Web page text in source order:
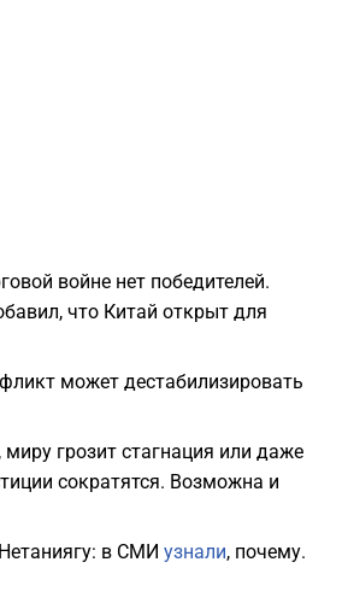
войне нет победителей.
что Китай открыт для
может дестабилизировать
грозит стагнация или даже
сократятся. Возможна и
в СМИ узнали, почему.